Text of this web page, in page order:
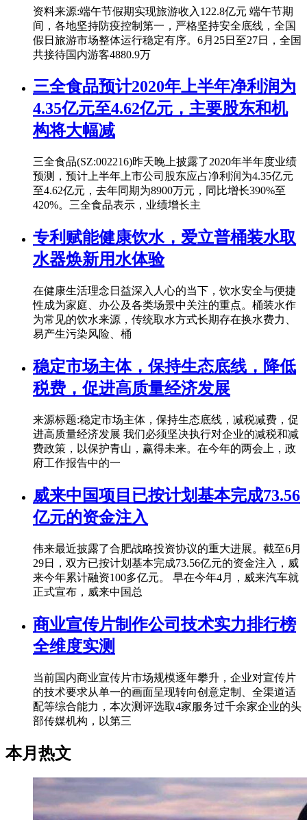
资料来源:端午节假期实现旅游收入122.8亿元 端午节期
间，各地坚持防疫控制第一，严格坚持安全底线，全国
假日旅游市场整体运行稳定有序。6月25日至27日，全国
共接待国内游客4880.9万
三全食品预计2020年上半年净利润为
4.35亿元至4.62亿元，主要股东和机
构将大幅减
三全食品(SZ:002216)昨天晚上披露了2020年半年度业绩
预测，预计上半年上市公司股东应占净利润为4.35亿元
至4.62亿元，去年同期为8900万元，同比增长390%至
420%。三全食品表示，业绩增长主
专利赋能健康饮水，爱立普桶装水取
水器焕新用水体验
在健康生活理念日益深入人心的当下，饮水安全与便捷
性成为家庭、办公及各类场景中关注的重点。桶装水作
为常见的饮水来源，传统取水方式长期存在换水费力、
易产生污染风险、桶
稳定市场主体，保持生态底线，降低
税费，促进高质量经济发展
来源标题:稳定市场主体，保持生态底线，减税减费，促
进高质量经济发展 我们必须坚决执行对企业的减税和减
费政策，以保护青山，赢得未来。在今年的两会上，政
府工作报告中的一
威来中国项目已按计划基本完成73.56
亿元的资金注入
伟来最近披露了合肥战略投资协议的重大进展。截至6月
29日，双方已按计划基本完成73.56亿元的资金注入，威
来今年累计融资100多亿元。 早在今年4月，威来汽车就
正式宣布，威来中国总
商业宣传片制作公司技术实力排行榜
全维度实测
当前国内商业宣传片市场规模逐年攀升，企业对宣传片
的技术要求从单一的画面呈现转向创意定制、全渠道适
配等综合能力，本次测评选取4家服务过千余家企业的头
部传媒机构，以第三
本月热文